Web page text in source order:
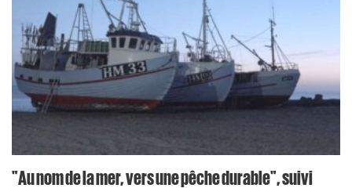
"Au nom de la mer, vers une pêche durable", suivi